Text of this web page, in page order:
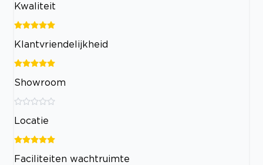
Kwaliteit
Klantvriendelijkheid
Showroom
Locatie
Faciliteiten wachtruimte